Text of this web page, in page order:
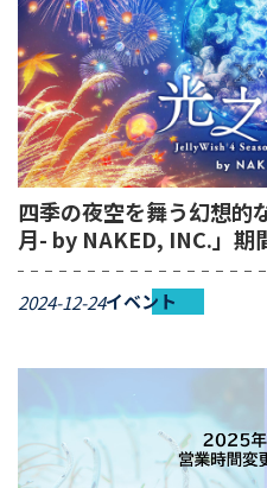
四季の夜空を舞う幻想的
月- by NAKED, INC.」期
2024-12-24イベント